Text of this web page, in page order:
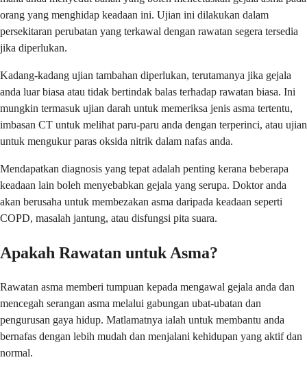
orang yang menghidap keadaan ini. Ujian ini dilakukan dalam
persekitaran perubatan yang terkawal dengan rawatan segera tersedia
jika diperlukan.
Kadang-kadang ujian tambahan diperlukan, terutamanya jika gejala
anda luar biasa atau tidak bertindak balas terhadap rawatan biasa. Ini
mungkin termasuk ujian darah untuk memeriksa jenis asma tertentu,
imbasan CT untuk melihat paru-paru anda dengan terperinci, atau ujian
untuk mengukur paras oksida nitrik dalam nafas anda.
Mendapatkan diagnosis yang tepat adalah penting kerana beberapa
keadaan lain boleh menyebabkan gejala yang serupa. Doktor anda
akan berusaha untuk membezakan asma daripada keadaan seperti
COPD, masalah jantung, atau disfungsi pita suara.
Apakah Rawatan untuk Asma?
Rawatan asma memberi tumpuan kepada mengawal gejala anda dan
mencegah serangan asma melalui gabungan ubat-ubatan dan
pengurusan gaya hidup. Matlamatnya ialah untuk membantu anda
bernafas dengan lebih mudah dan menjalani kehidupan yang aktif dan
normal.